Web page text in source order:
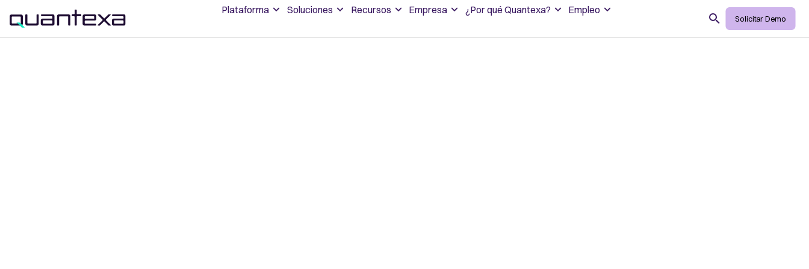
Plataforma Soluciones Recursos Empresa ¿Por qué Quantexa? Empleo
Search Solicitar Demo